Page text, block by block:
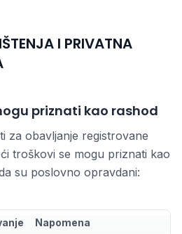
I PRIVATNA
priznati kao rashod
za obavljanje registrovane
troškovi se mogu priznati kao
su poslovno opravdani:
Napomena